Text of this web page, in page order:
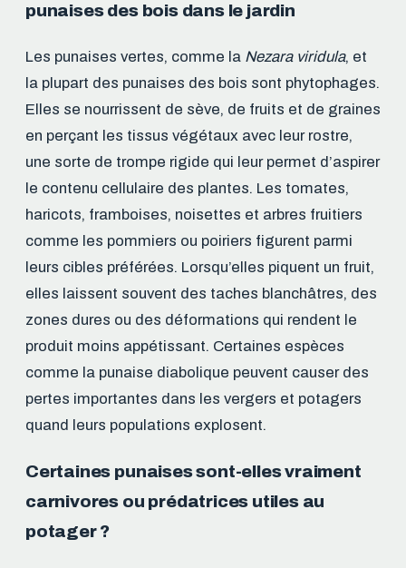
punaises des bois dans le jardin
Les punaises vertes, comme la Nezara viridula, et
la plupart des punaises des bois sont phytophages.
Elles se nourrissent de sève, de fruits et de graines
en perçant les tissus végétaux avec leur rostre,
une sorte de trompe rigide qui leur permet d’aspirer
le contenu cellulaire des plantes. Les tomates,
haricots, framboises, noisettes et arbres fruitiers
comme les pommiers ou poiriers figurent parmi
leurs cibles préférées. Lorsqu’elles piquent un fruit,
elles laissent souvent des taches blanchâtres, des
zones dures ou des déformations qui rendent le
produit moins appétissant. Certaines espèces
comme la punaise diabolique peuvent causer des
pertes importantes dans les vergers et potagers
quand leurs populations explosent.
Certaines punaises sont-elles vraiment
carnivores ou prédatrices utiles au
potager ?